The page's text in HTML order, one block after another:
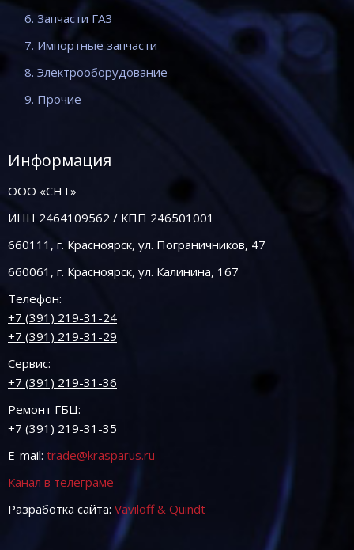
6. Запчасти ГАЗ
7. Импортные запчасти
8. Электрооборудование
9. Прочие
Информация
ООО «СНТ»
ИНН 2464109562 / КПП 246501001
660111, г. Красноярск, ул. Пограничников, 47
660061, г. Красноярск, ул. Калинина, 167
Телефон:
+7 (391) 219-31-24
+7 (391) 219-31-29
Сервис:
+7 (391) 219-31-36
Ремонт ГБЦ:
+7 (391) 219-31-35
E-mail: trade@krasparus.ru
Канал в телеграме
Разработка сайта: Vaviloff & Quindt